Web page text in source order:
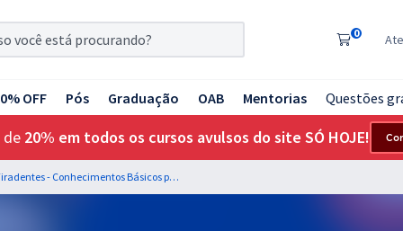
0
OFF Pós Graduação OAB Mentorias Questões
de 20% em todos os cursos avulsos do site SÓ HOJE!
CTPM MG - Colégio Tiradentes - Conhecimentos Básicos para Professor em Educação Básica – PEB: Língua Portuguesa (Pré-edital)